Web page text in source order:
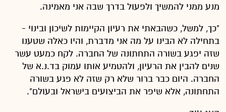
מנע ממני להמשיך ולפעול בדרך שבה אני מאמינה.
"כך, למשל, כשהבאתי את רעיון הקיימות לשיכון ובינוי -
בתחילה לא הבינו על מה אני מדברת, והיו כאלה שטענו
שזה יפגע בשורה התחתונה של החברה. לקח כמעט עשר
שנים להבין את הרעיון, ולהטמיע אותו עמוק בד.נ.א של
החברה. היום כבר ברור שלא רק שזה לא פגע בשורה
התחתונה, אלא שיפר את הביצועים בישראל ובעולם".